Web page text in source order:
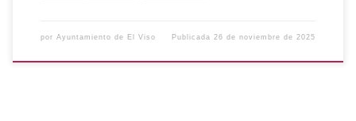
por Ayuntamiento de El Viso Publicada 26 de noviembre de 2025